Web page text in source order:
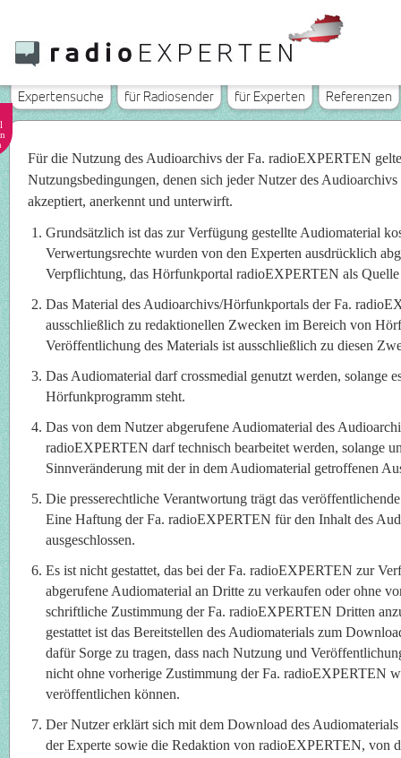
Expertensuche für Radiosender für Experten Referenzen
Für die Nutzung des Audioarchivs der Fa. radioEXPERTEN
Nutzungsbedingungen, denen sich jeder Nutzer des
akzeptiert, anerkennt und unterwirft.
Grundsätzlich ist das zur Verfügung gestellte Audiomaterial
Verwertungsrechte wurden von den Experten ausdrücklich
Verpflichtung, das Hörfunkportal radioEXPERTEN als Quelle
Das Material des Audioarchivs/Hörfunkportals der Fa.
ausschließlich zu redaktionellen Zwecken im Bereich von
Veröffentlichung des Materials ist ausschließlich zu diesen
Das Audiomaterial darf crossmedial genutzt werden, solange
Hörfunkprogramm steht.
Das von dem Nutzer abgerufene Audiomaterial des
radioEXPERTEN darf technisch bearbeitet werden, solange
Sinnveränderung mit der in dem Audiomaterial getroffenen
Die presserechtliche Verantwortung trägt das
Eine Haftung der Fa. radioEXPERTEN für den Inhalt des
ausgeschlossen.
Es ist nicht gestattet, das bei der Fa. radioEXPERTEN zur
abgerufene Audiomaterial an Dritte zu verkaufen oder ohne
schriftliche Zustimmung der Fa. radioEXPERTEN Dritten
gestattet ist das Bereitstellen des Audiomaterials zum
dafür Sorge zu tragen, dass nach Nutzung und
nicht ohne vorherige Zustimmung der Fa. radioEXPERTEN
veröffentlichen können.
Der Nutzer erklärt sich mit dem Download des Audiomaterials
der Experte sowie die Redaktion von radioEXPERTEN, von